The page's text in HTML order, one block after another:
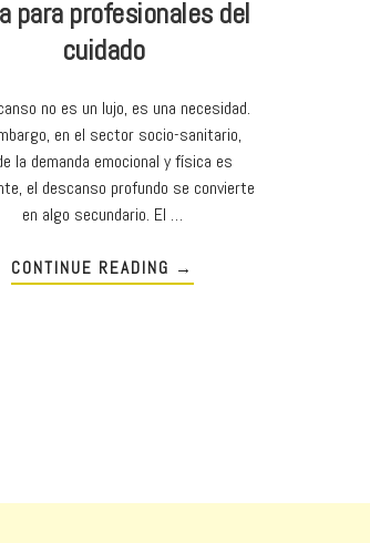
para profesionales del
cuidado
no es un lujo, es una necesidad.
en el sector socio-sanitario,
la demanda emocional y física es
el descanso profundo se convierte
en algo secundario. El …
CONTINUE READING →